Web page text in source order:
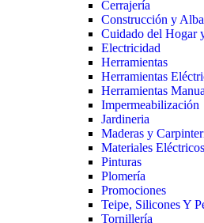
Cerrajería
Construcción y
Cuidado del Hogar
Electricidad
Herramientas
Herramientas
Herramientas
Impermeabilización
Jardineria
Maderas y
Materiales Eléctricos
Pinturas
Plomería
Promociones
Teipe, Silicones Y
Tornillería